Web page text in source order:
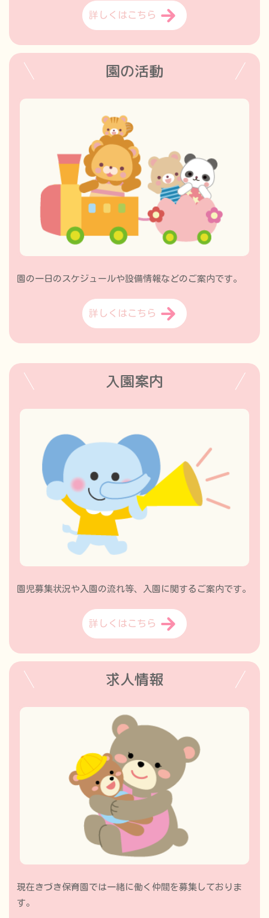
詳しくはこちら
園の活動
園の一日のスケジュールや設備情報などのご案内です。
詳しくはこちら
入園案内
園児募集状況や入園の流れ等、入園に関するご案内です。
詳しくはこちら
求人情報
現在きづき保育園では一緒に働く仲間を募集しておりま
す。